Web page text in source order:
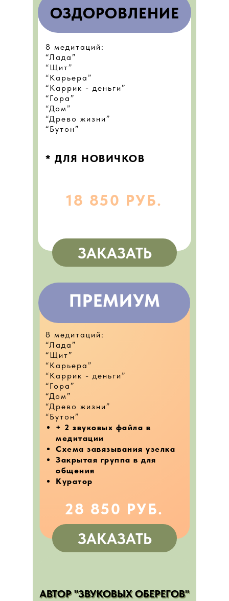
8 медитаций:
“Лада”
“Щит”
“Карьера”
“Каррик - деньги”
“Гора”
“Дом”
“Древо жизни”
“Бутон”
ОЗДОРОВЛЕНИЕ
* ДЛЯ НОВИЧКОВ
18 850 РУБ.
8 медитаций:
“Лада”
“Щит”
“Карьера”
“Каррик - деньги”
“Гора”
“Дом”
“Древо жизни”
“Бутон”
ПРЕМИУМ
+ 2 звуковых файла в
медитации
Схема завязывания узелка
Закрытая группа в для
общения
Куратор
28 850 РУБ.
ЗАКАЗАТЬ
ЗАКАЗАТЬ
АВТОР "ЗВУКОВЫХ ОБЕРЕГОВ"
АВТОР "ЗВУКОВЫХ ОБЕРЕГОВ"